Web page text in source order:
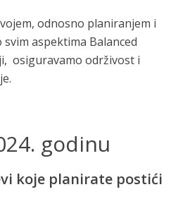
odnosno planiranjem i
aspektima Balanced
osiguravamo održivost i
godinu
koje planirate postići